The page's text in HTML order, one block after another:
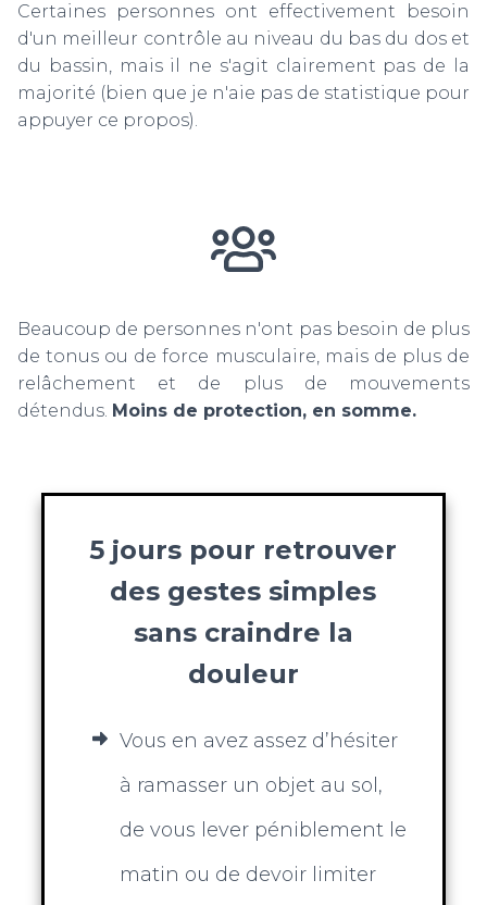
Certaines personnes ont effectivement besoin
d'un meilleur contrôle au niveau du bas du dos et
du bassin, mais il ne s'agit clairement pas de la
majorité (bien que je n'aie pas de statistique pour
appuyer ce propos).
Beaucoup de personnes n'ont pas besoin de plus
de tonus ou de force musculaire, mais de plus de
relâchement et de plus de mouvements
détendus. Moins de protection, en somme.
5 jours pour retrouver
des gestes simples
sans craindre la
douleur
Vous en avez assez d’hésiter
à ramasser un objet au sol,
de vous lever péniblement le
matin ou de devoir limiter